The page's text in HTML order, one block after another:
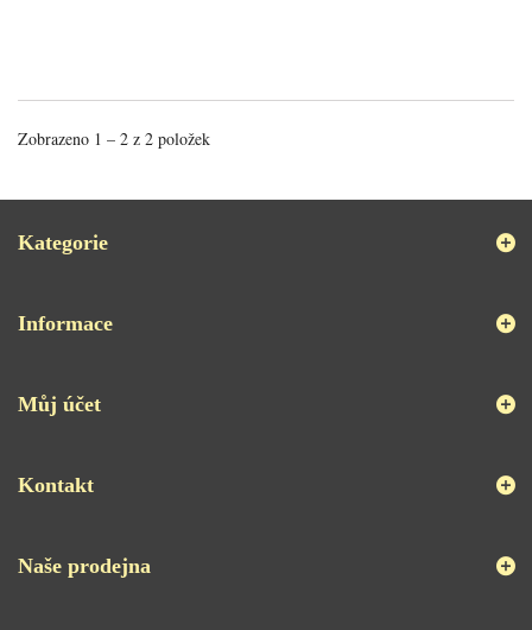
Zobrazeno 1 – 2 z 2 položek
Kategorie
Informace
Můj účet
Kontakt
Naše prodejna